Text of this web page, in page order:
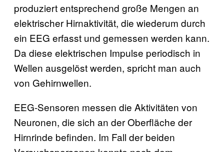
produziert entsprechend große Mengen an
elektrischer Hirnaktivität, die wiederum durch
ein EEG erfasst und gemessen werden kann.
Da diese elektrischen Impulse periodisch in
Wellen ausgelöst werden, spricht man auch
von Gehirnwellen.
EEG-Sensoren messen die Aktivitäten von
Neuronen, die sich an der Oberfläche der
Hirnrinde befinden. Im Fall der beiden